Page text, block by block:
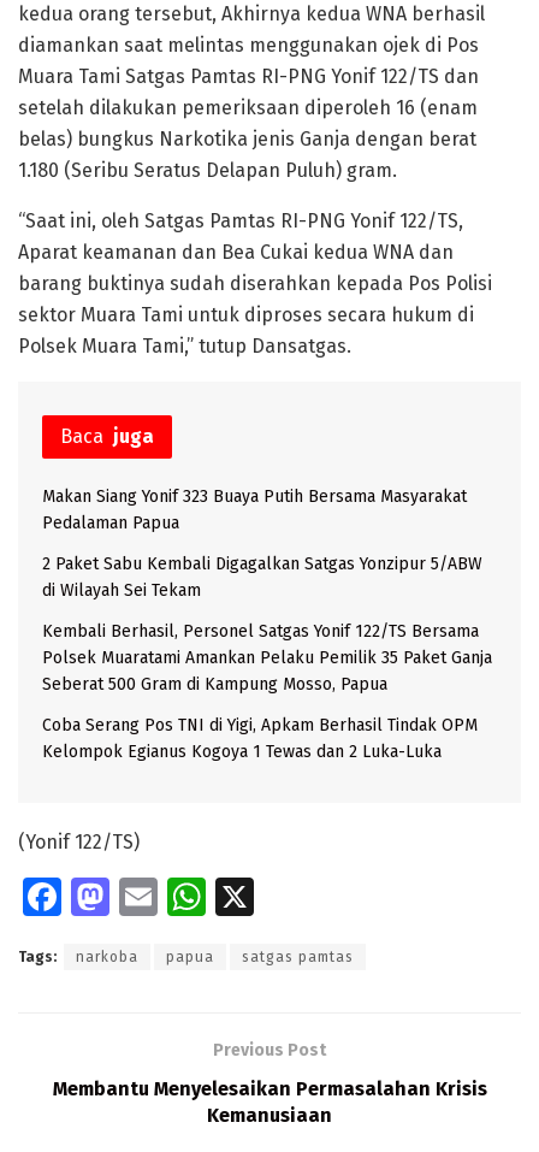
kedua orang tersebut, Akhirnya kedua WNA berhasil
diamankan saat melintas menggunakan ojek di Pos
Muara Tami Satgas Pamtas RI-PNG Yonif 122/TS dan
setelah dilakukan pemeriksaan diperoleh 16 (enam
belas) bungkus Narkotika jenis Ganja dengan berat
1.180 (Seribu Seratus Delapan Puluh) gram.
“Saat ini, oleh Satgas Pamtas RI-PNG Yonif 122/TS,
Aparat keamanan dan Bea Cukai kedua WNA dan
barang buktinya sudah diserahkan kepada Pos Polisi
sektor Muara Tami untuk diproses secara hukum di
Polsek Muara Tami,” tutup Dansatgas.
Baca juga
Makan Siang Yonif 323 Buaya Putih Bersama Masyarakat
Pedalaman Papua
2 Paket Sabu Kembali Digagalkan Satgas Yonzipur 5/ABW
di Wilayah Sei Tekam
Kembali Berhasil, Personel Satgas Yonif 122/TS Bersama
Polsek Muaratami Amankan Pelaku Pemilik 35 Paket Ganja
Seberat 500 Gram di Kampung Mosso, Papua
Coba Serang Pos TNI di Yigi, Apkam Berhasil Tindak OPM
Kelompok Egianus Kogoya 1 Tewas dan 2 Luka-Luka
(Yonif 122/TS)
Fa
b
k
M
to
n
E
ai
W
at
A
p
p
Tags: narkoba papua satgas pamtas
Previous Post
Membantu Menyelesaikan Permasalahan Krisis
Kemanusiaan